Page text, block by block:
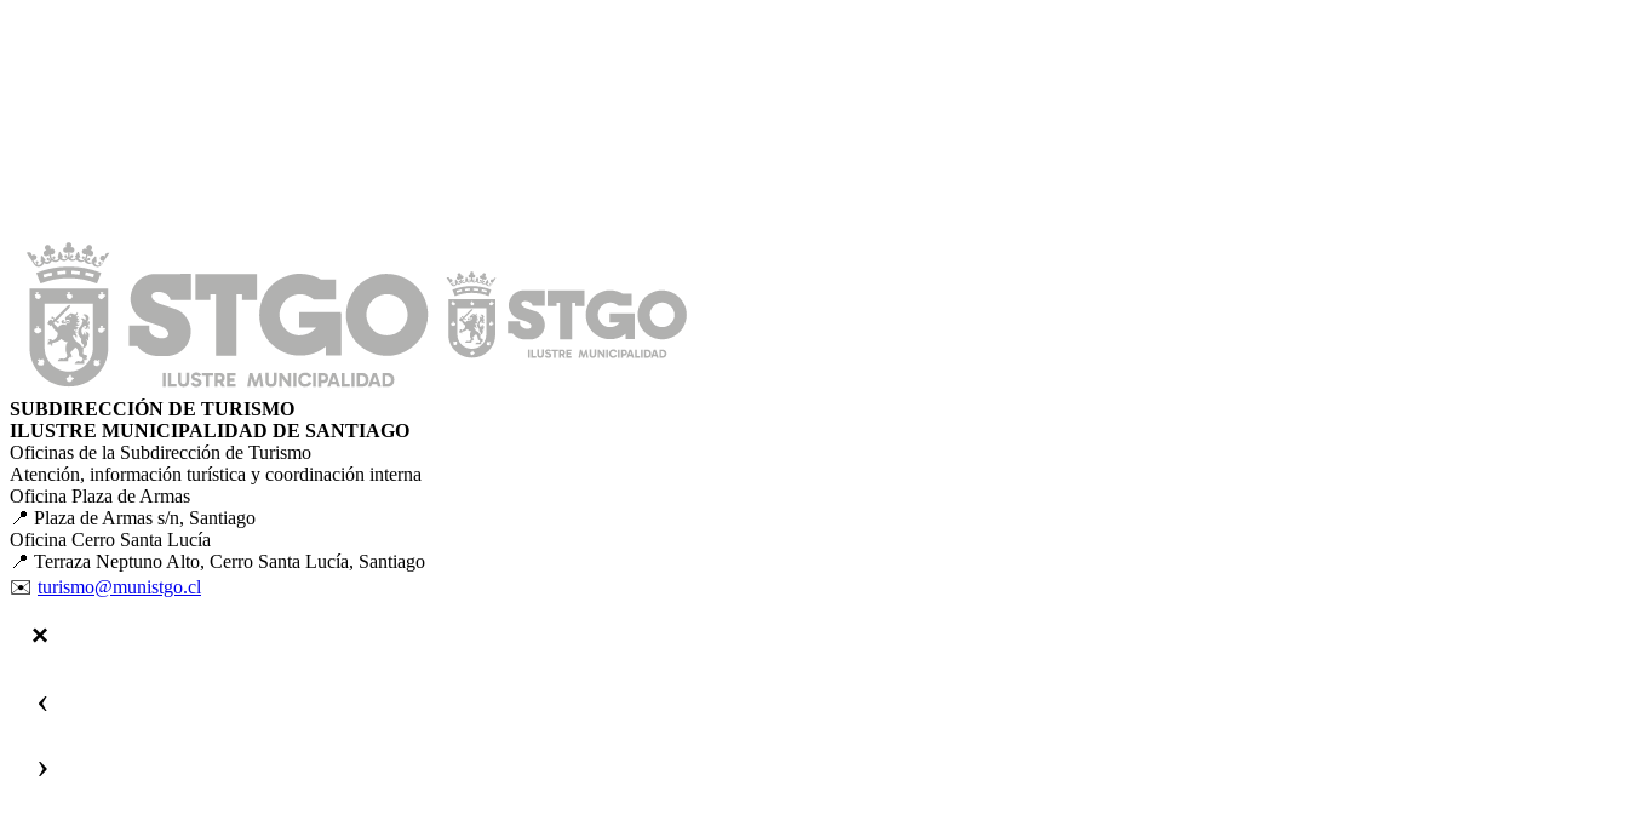
SUBDIRECCIÓN DE TURISMO
ILUSTRE MUNICIPALIDAD DE SANTIAGO
Oficinas de la Subdirección de Turismo
Atención, información turística y coordinación interna
Oficina Plaza de Armas
📍 Plaza de Armas s/n, Santiago
Oficina Cerro Santa Lucía
📍 Terraza Neptuno Alto, Cerro Santa Lucía, Santiago
✉️ turismo@munistgo.cl
‹
›